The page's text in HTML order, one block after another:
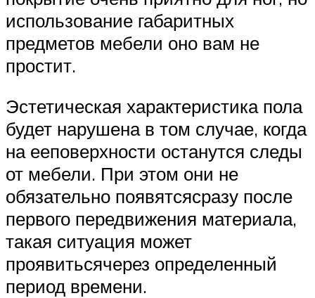
использование габаритных
предметов мебели оно вам не
простит.
Эстетическая характеристика пола
будет нарушена в том случае, когда
на ееповерхности останутся следы
от мебели. При этом они не
обязательно появятсясразу после
первого передвижения материала,
такая ситуация может
проявитьсячерез определенный
период времени.